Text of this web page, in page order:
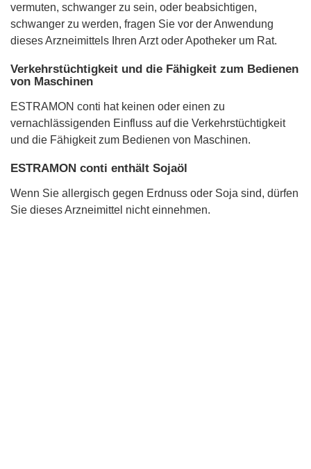
vermuten, schwanger zu sein, oder beabsichtigen,
schwanger zu werden, fragen Sie vor der Anwendung
dieses Arzneimittels Ihren Arzt oder Apotheker um Rat.
Verkehrstüchtigkeit und die Fähigkeit zum Bedienen
von Maschinen
ESTRAMON conti hat keinen oder einen zu
vernachlässigenden Einfluss auf die Verkehrstüchtigkeit
und die Fähigkeit zum Bedienen von Maschinen.
ESTRAMON conti enthält Sojaöl
Wenn Sie allergisch gegen Erdnuss oder Soja sind, dürfen
Sie dieses Arzneimittel nicht einnehmen.